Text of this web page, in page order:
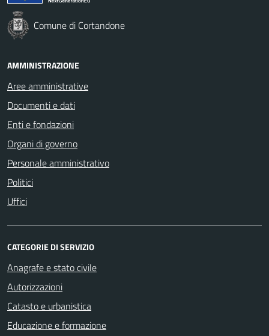
Comune di Cortandone
AMMINISTRAZIONE
Aree amministrative
Documenti e dati
Enti e fondazioni
Organi di governo
Personale amministrativo
Politici
Uffici
CATEGORIE DI SERVIZIO
Anagrafe e stato civile
Autorizzazioni
Catasto e urbanistica
Educazione e formazione